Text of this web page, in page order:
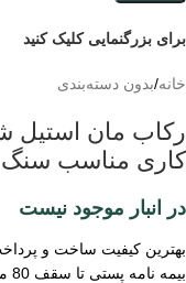
برای بزرگنمایی کلیک کنید
خانه/بدون دسته‌بندی
رکاب مان استیل
کاری مناسب سنگ
در انبار موجود نیست
بهترین کیفیت ساخت و
بیمه نامه پستی تا سقف 80 میلیون